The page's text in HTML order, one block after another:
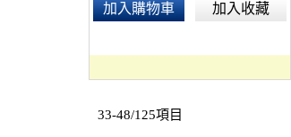
加入購物車 加入收藏
33-48/125項目